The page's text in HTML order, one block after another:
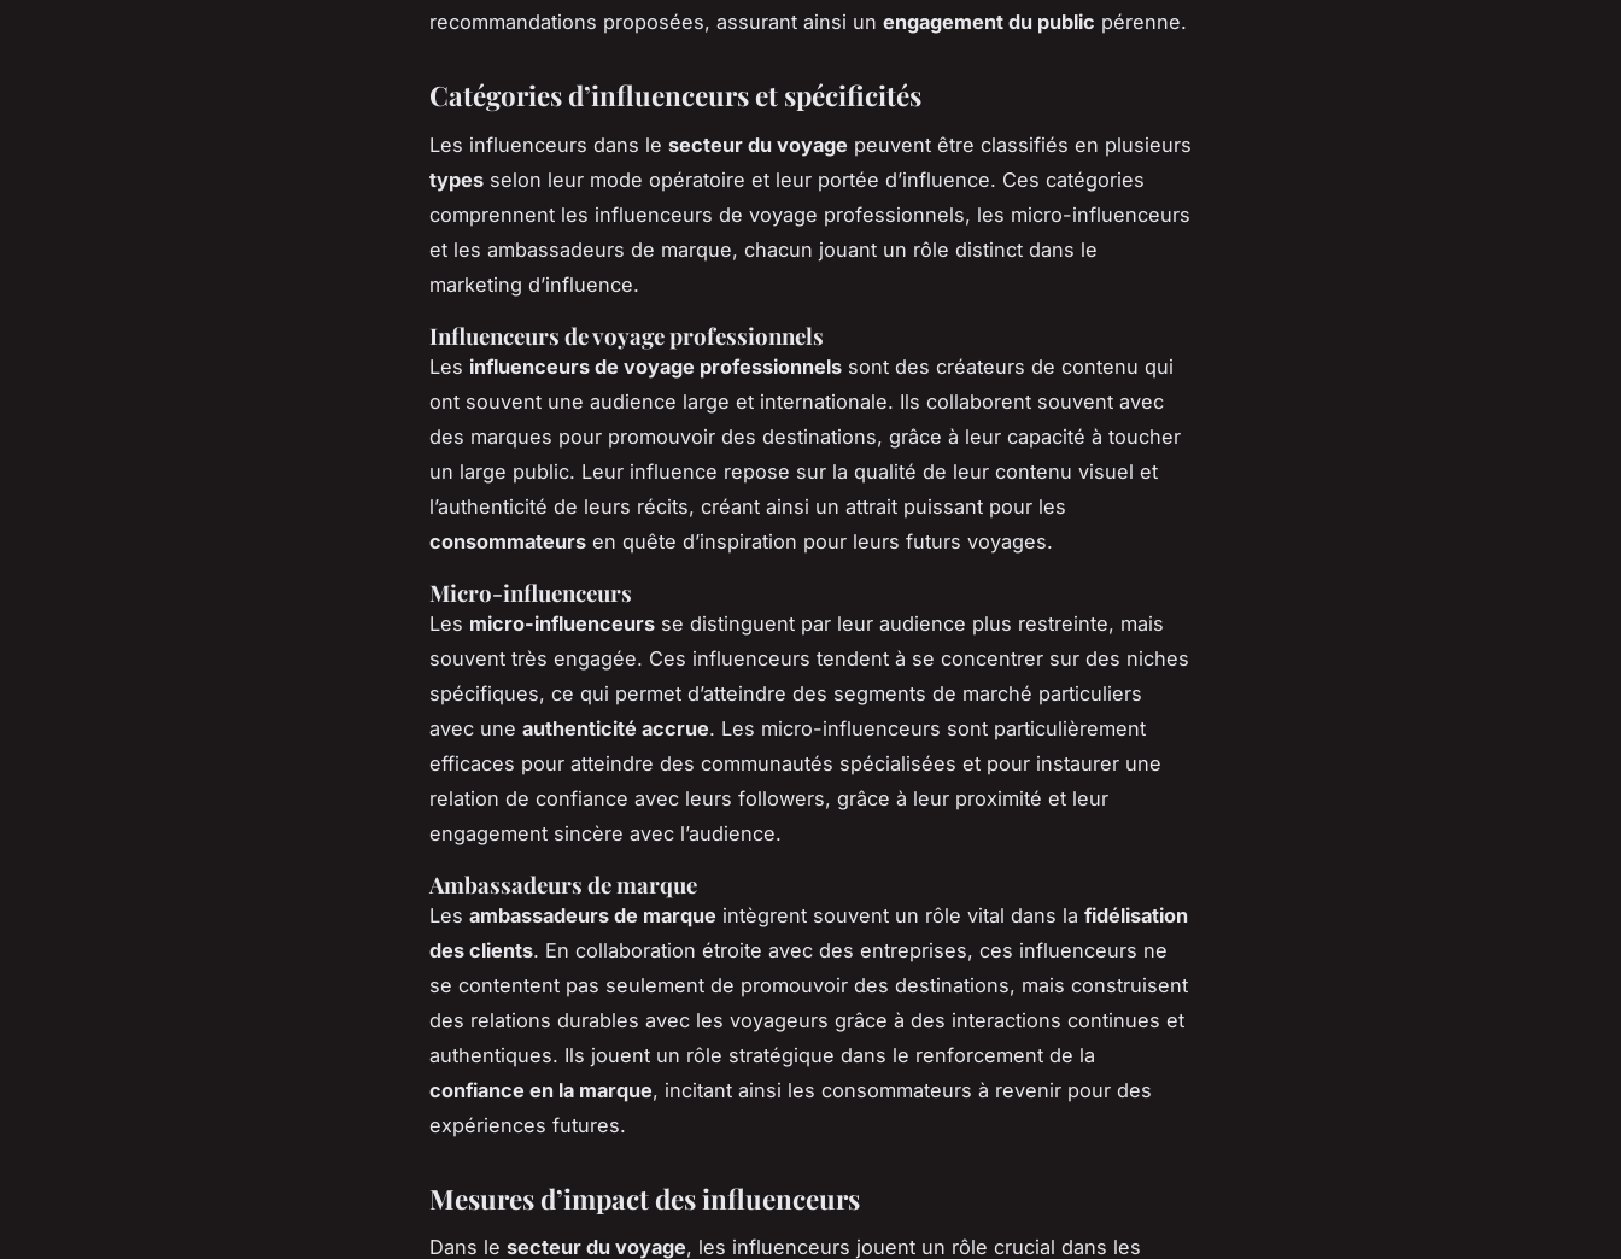
recommandations proposées, assurant ainsi un engagement du public pérenne.
Catégories d’influenceurs et spécificités
Les influenceurs dans le secteur du voyage peuvent être classifiés en plusieurs
types selon leur mode opératoire et leur portée d’influence. Ces catégories
comprennent les influenceurs de voyage professionnels, les micro-influenceurs
et les ambassadeurs de marque, chacun jouant un rôle distinct dans le
marketing d’influence.
Influenceurs de voyage professionnels
Les influenceurs de voyage professionnels sont des créateurs de contenu qui
ont souvent une audience large et internationale. Ils collaborent souvent avec
des marques pour promouvoir des destinations, grâce à leur capacité à toucher
un large public. Leur influence repose sur la qualité de leur contenu visuel et
l’authenticité de leurs récits, créant ainsi un attrait puissant pour les
consommateurs en quête d’inspiration pour leurs futurs voyages.
Micro-influenceurs
Les micro-influenceurs se distinguent par leur audience plus restreinte, mais
souvent très engagée. Ces influenceurs tendent à se concentrer sur des niches
spécifiques, ce qui permet d’atteindre des segments de marché particuliers
avec une authenticité accrue. Les micro-influenceurs sont particulièrement
efficaces pour atteindre des communautés spécialisées et pour instaurer une
relation de confiance avec leurs followers, grâce à leur proximité et leur
engagement sincère avec l’audience.
Ambassadeurs de marque
Les ambassadeurs de marque intègrent souvent un rôle vital dans la fidélisation
des clients. En collaboration étroite avec des entreprises, ces influenceurs ne
se contentent pas seulement de promouvoir des destinations, mais construisent
des relations durables avec les voyageurs grâce à des interactions continues et
authentiques. Ils jouent un rôle stratégique dans le renforcement de la
confiance en la marque, incitant ainsi les consommateurs à revenir pour des
expériences futures.
Mesures d’impact des influenceurs
Dans le secteur du voyage, les influenceurs jouent un rôle crucial dans les